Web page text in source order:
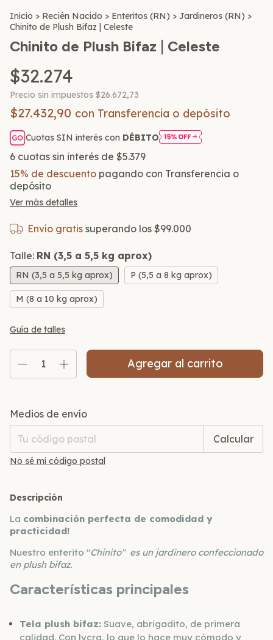
Inicio > Recién Nacido > Enteritos (RN) > Jardineros (RN) >
Chinito de Plush Bifaz | Celeste
Chinito de Plush Bifaz | Celeste
$32.274
Precio sin impuestos $26.672,73
$27.432,90 con Transferencia o depósito
Cuotas SIN interés con DÉBITO
6 cuotas sin interés de $5.379
15% de descuento pagando con Transferencia o
depósito
Ver más detalles
Envío gratis superando los$99.000
Talle: RN (3,5 a 5,5 kg aprox)
RN (3,5 a 5,5 kg aprox) P (5,5 a 8 kg aprox)
M (8 a 10 kg aprox)
Guía de talles
Entregas para el CP:
Medios de envío
Calcular
No sé mi código postal
Descripción
La combinación perfecta de comodidad y
practicidad!
Nuestro enterito "Chinito" es un jardinero confeccionado
en plush bifaz.
Características principales
Tela plush bifaz: Suave, abrigadito, de primera
calidad. Con lycra, lo que lo hace muy cómodo y